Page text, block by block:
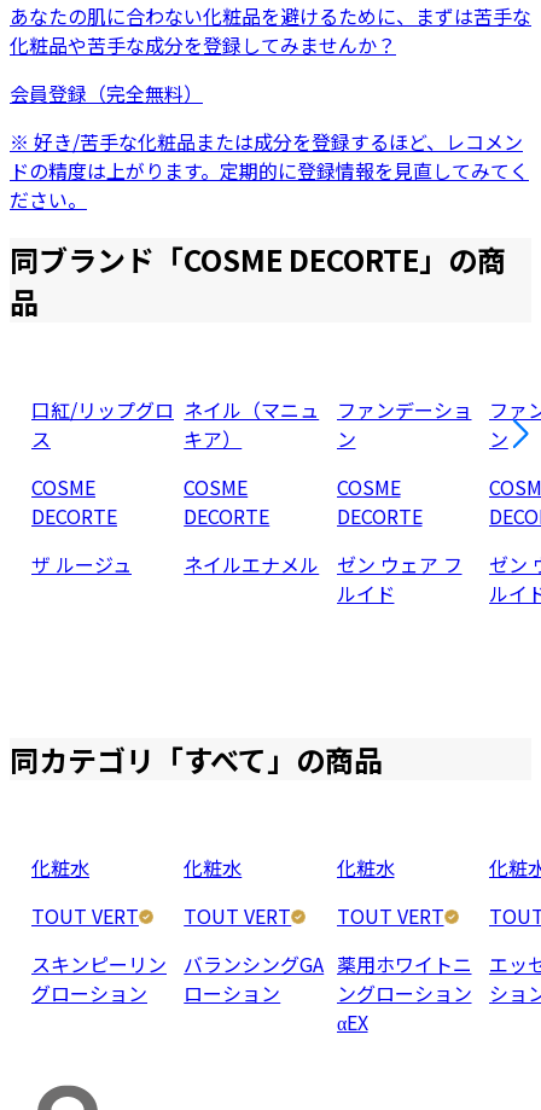
あなたの肌に合わない化粧品を避けるために、まずは苦手な
化粧品や苦手な成分を登録してみませんか？
会員登録（完全無料）
※ 好き/苦手な化粧品または成分を登録するほど、レコメン
ドの精度は上がります。定期的に登録情報を見直してみてく
ださい。
同ブランド「COSME DECORTE」の商
品
口紅/リップグロ
ス
COSME
DECORTE
ザ ルージュ
ネイル（マニュ
キア）
COSME
DECORTE
ネイルエナメル
ファンデーショ
ン
COSME
DECORTE
ゼン ウェア フ
ルイド
ファ
ン
ゼン
ルイ
同カテゴリ「すべて」の商品
化粧水
TOUT VERT
スキンピーリン
グローション
化粧水
TOUT VERT
バランシングGA
ローション
化粧水
TOUT VERT
薬用ホワイトニ
ングローション
αEX
化粧
エッ
ショ